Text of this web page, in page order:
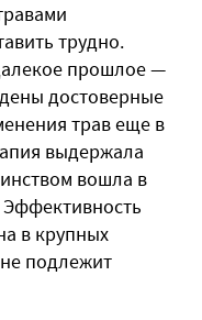
трудно.
прошлое —
достоверные
трав еще в
выдержала
вошла в
Эффективность
в крупных
подлежит